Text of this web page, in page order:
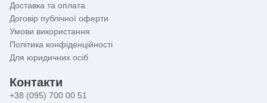
Доставка та оплата
Договір публічної оферти
Умови використання
Політика конфіденційності
Для юридичних осіб
Контакти
+38 (095) 700 00 51